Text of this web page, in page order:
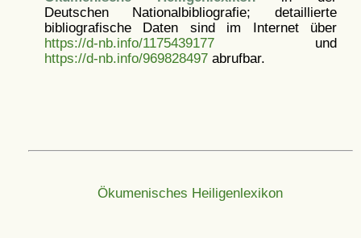
Deutschen Nationalbibliografie; detaillierte
bibliografische Daten sind im Internet über
https://d-nb.info/1175439177und
https://d-nb.info/969828497abrufbar.
Ökumenisches Heiligenlexikon